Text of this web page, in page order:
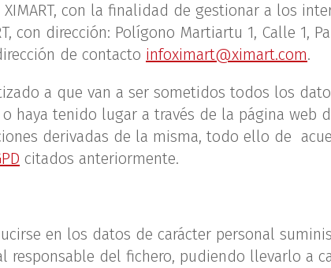
con la finalidad de gestionar a los
con dirección: Polígono Martiartu 1, Calle 1,
de contacto infoximart@ximart.com.
a que van a ser sometidos todos los
haya tenido lugar a través de la página web
derivadas de la misma, todo ello de
citados anteriormente.
en los datos de carácter personal
del fichero, pudiendo llevarlo a